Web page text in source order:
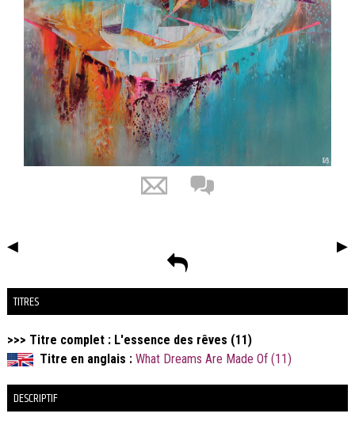
◀ ▶
TITRES
>>> Titre complet : L'essence des rêves (11)
Titre en anglais : What Dreams Are Made Of (11)
DESCRIPTIF